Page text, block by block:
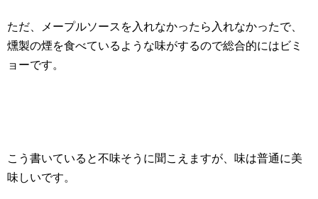
ただ、メープルソースを入れなかったら入れなかったで、
燻製の煙を食べているような味がするので総合的にはビミ
ョーです。
こう書いていると不味そうに聞こえますが、味は普通に美
味しいです。